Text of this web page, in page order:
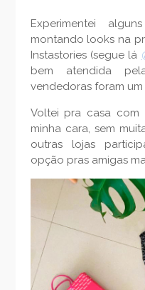
Experimentei
montando looks na
Instastories (segue lá
bem atendida
vendedoras foram
Voltei pra casa
minha cara, sem
outras lojas
opção pras amigas